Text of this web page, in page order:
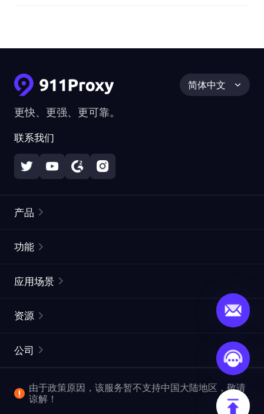
更快、更强、更可靠。
联系我们
简体中文
产品
静态住宅代理
网页抓取 API
视频下载 API
功能
ISP代理
ProxySite
应用场景
市场研究
爬行和索引
资源
常见问题解答
位置
公司
企业服务
由于政策原因，该服务暂不支持中国大陆地区，敬请
谅解！